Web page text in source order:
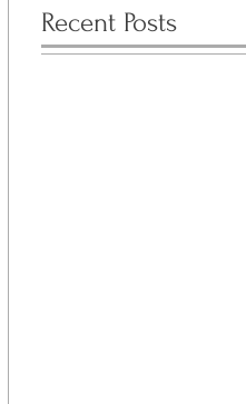
Recent Posts